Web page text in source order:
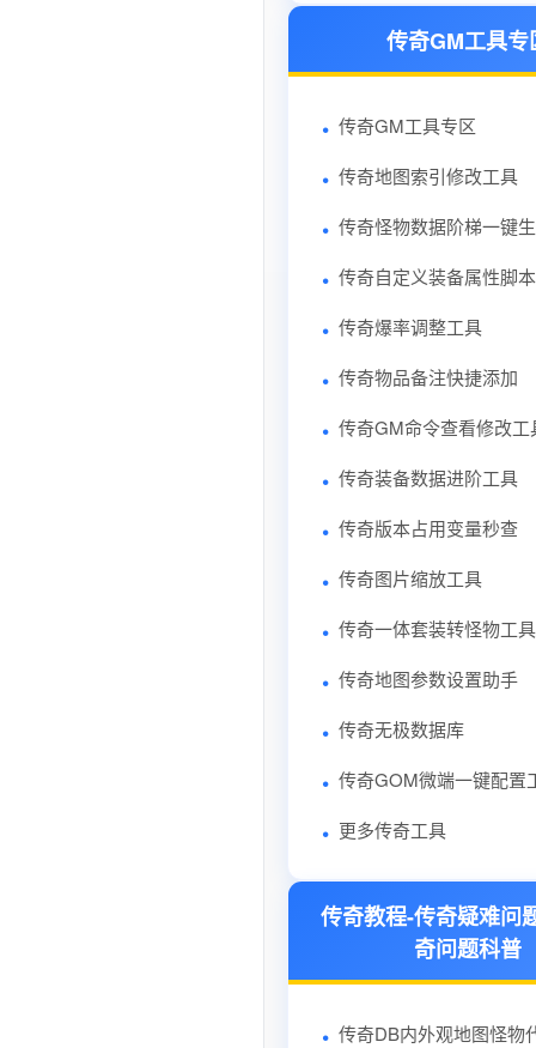
传奇GM工具专
传奇GM工具专区
传奇地图索引修改工具
传奇怪物数据阶梯一键
传奇自定义装备属性脚
传奇爆率调整工具
传奇物品备注快捷添加
传奇GM命令查看修改工
传奇装备数据进阶工具
传奇版本占用变量秒查
传奇图片缩放工具
传奇一体套装转怪物工具
传奇地图参数设置助手
传奇无极数据库
传奇GOM微端一键配置
更多传奇工具
传奇教程-传奇疑难问
奇问题科普
传奇DB内外观地图怪物